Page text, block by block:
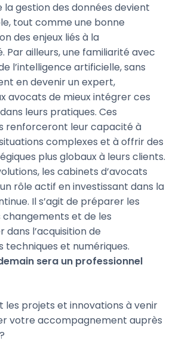
la gestion des données devient
tout comme une bonne
des enjeux liés à la
Par ailleurs, une familiarité avec
l’intelligence artificielle, sans
en devenir un expert,
avocats de mieux intégrer ces
leurs pratiques. Ces
renforceront leur capacité à
complexes et à offrir des
plus globaux à leurs clients.
les cabinets d’avocats
rôle actif en investissant dans la
Il s’agit de préparer les
changements et de les
l’acquisition de
et numériques.
sera un professionnel
les projets et innovations à venir
votre accompagnement auprès